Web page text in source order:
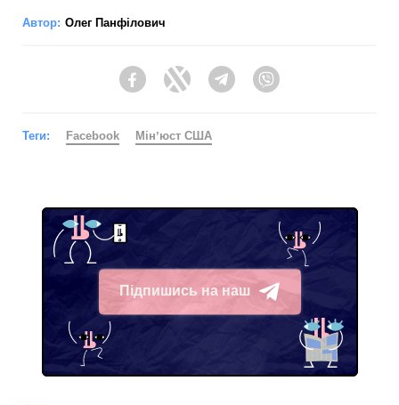
Автор: Олег Панфілович
FacebookTwitter Telegram
Теги: Facebook Мінʼюст США
Підпишись на наш
Telegram